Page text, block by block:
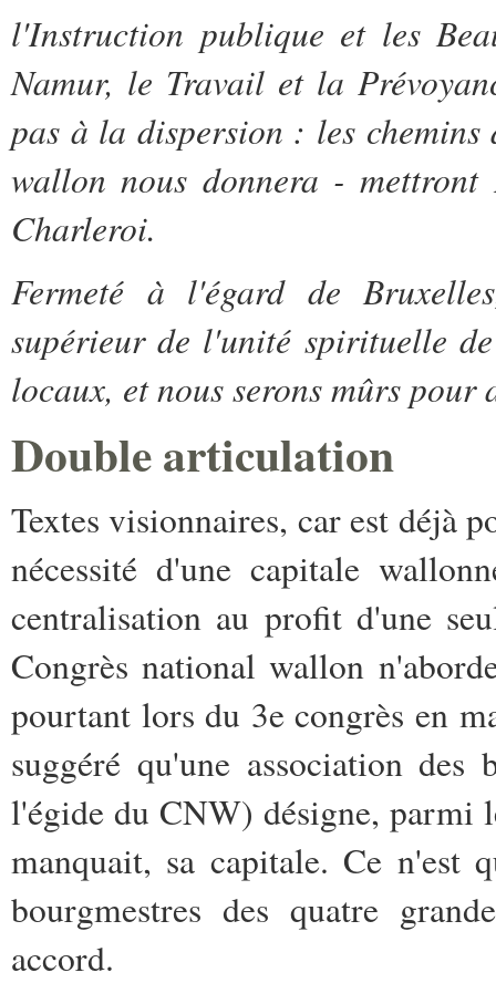
l'Instruction publique et les
Namur, le Travail et la
pas à la dispersion : les
wallon nous donnera -
Charleroi.
Fermeté à l'égard de
supérieur de l'unité spirituelle
locaux, et nous serons mûrs
Double articulation
Textes visionnaires, car est déjà
nécessité d'une capitale
centralisation au profit d'une
Congrès national wallon
pourtant lors du 3e congrès en
suggéré qu'une association
l'égide du CNW) désigne, parmi
manquait, sa capitale. Ce n'est
bourgmestres des quatre
accord.